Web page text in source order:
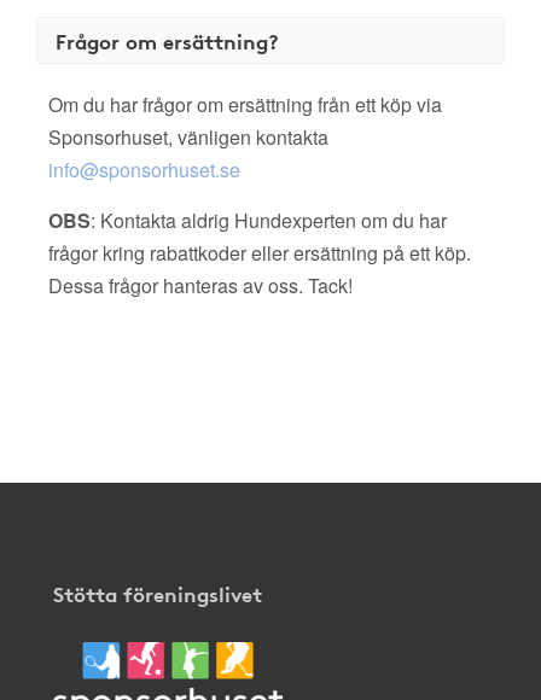
Frågor om ersättning?
Om du har frågor om ersättning från ett köp via
Sponsorhuset, vänligen kontakta
info@sponsorhuset.se
OBS: Kontakta aldrig Hundexperten om du har
frågor kring rabattkoder eller ersättning på ett köp.
Dessa frågor hanteras av oss. Tack!
Stötta föreningslivet